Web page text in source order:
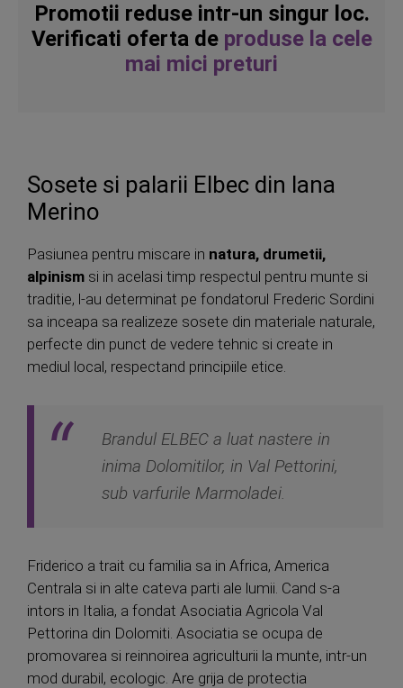
Promotii reduse intr-un singur loc.
Verificati oferta de produse la cele
mai mici preturi
Sosete si palarii Elbec din lana
Merino
Pasiunea pentru miscare in natura, drumetii,
alpinism si in acelasi timp respectul pentru munte si
traditie, l-au determinat pe fondatorul Frederic Sordini
sa inceapa sa realizeze sosete din materiale naturale,
perfecte din punct de vedere tehnic si create in
mediul local, respectand principiile etice.
Brandul ELBEC a luat nastere in
inima Dolomitilor, in Val Pettorini,
sub varfurile Marmoladei.
Friderico a trait cu familia sa in Africa, America
Centrala si in alte cateva parti ale lumii. Cand s-a
intors in Italia, a fondat Asociatia Agricola Val
Pettorina din Dolomiti. Asociatia se ocupa de
promovarea si reinnoirea agriculturii la munte, intr-un
mod durabil, ecologic. Are grija de protectia